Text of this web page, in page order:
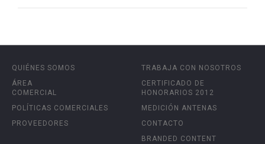
QUIÉNES SOMOS
ÁREA
COMERCIAL
POLÍTICAS COMERCIALES
PROVEEDORES
TRABAJA CON NOSOTROS
CERTIFICADO DE
HONORARIOS 2012
MEDICIÓN ANTENAS
CONTACTO
BRANDED CONTENT